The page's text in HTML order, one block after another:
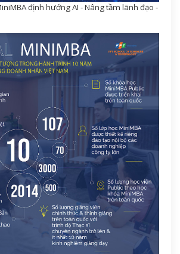
định hướng AI - Nâng tầm lãnh đạo -